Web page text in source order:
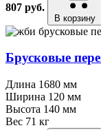
807 руб.
В корзину
Брусковые
Длина 1680 мм
Ширина 120 мм
Высота 140 мм
Вес 71 кг